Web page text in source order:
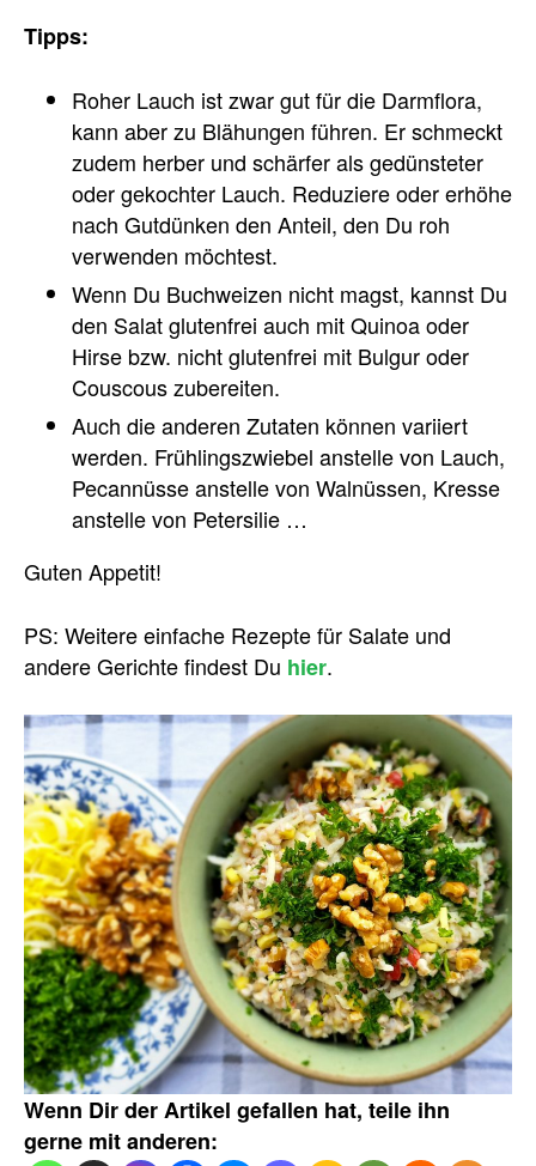
Tipps:
Roher Lauch ist zwar gut für die Darmflora,
kann aber zu Blähungen führen. Er schmeckt
zudem herber und schärfer als gedünsteter
oder gekochter Lauch. Reduziere oder erhöhe
nach Gutdünken den Anteil, den Du roh
verwenden möchtest.
Wenn Du Buchweizen nicht magst, kannst Du
den Salat glutenfrei auch mit Quinoa oder
Hirse bzw. nicht glutenfrei mit Bulgur oder
Couscous zubereiten.
Auch die anderen Zutaten können variiert
werden. Frühlingszwiebel anstelle von Lauch,
Pecannüsse anstelle von Walnüssen, Kresse
anstelle von Petersilie …
Guten Appetit!
PS: Weitere einfache Rezepte für Salate und
andere Gerichte findest Du hier.
Wenn Dir der Artikel gefallen hat, teile ihn
gerne mit anderen: